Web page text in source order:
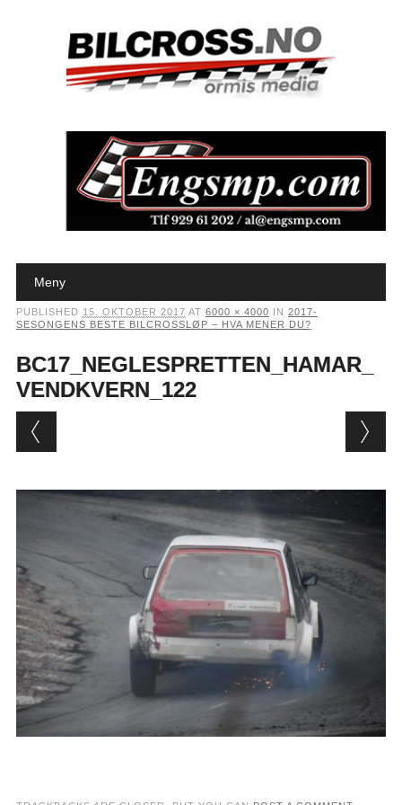
Main menu
Meny
PUBLISHED 15. OKTOBER 2017 AT 6000 × 4000 IN 2017-
SESONGENS BESTE BILCROSSLØP – HVA MENER DU?
BC17_NEGLESPRETTEN_HAMAR_
VENDKVERN_122